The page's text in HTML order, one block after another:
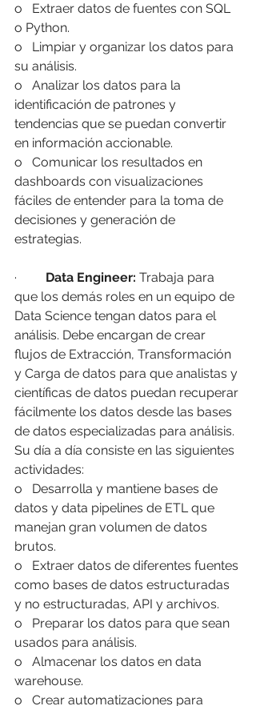
o   Extraer datos de fuentes con SQL
o Python.
o   Limpiar y organizar los datos para
su análisis.
o   Analizar los datos para la
identificación de patrones y
tendencias que se puedan convertir
en información accionable.
o   Comunicar los resultados en
dashboards con visualizaciones
fáciles de entender para la toma de
decisiones y generación de
estrategias.
· Data Engineer: Trabaja para
que los demás roles en un equipo de
Data Science tengan datos para el
análisis. Debe encargan de crear
flujos de Extracción, Transformación
y Carga de datos para que analistas y
científicas de datos puedan recuperar
fácilmente los datos desde las bases
de datos especializadas para análisis.
Su día a día consiste en las siguientes
actividades:
o   Desarrolla y mantiene bases de
datos y data pipelines de ETL que
manejan gran volumen de datos
brutos.
o   Extraer datos de diferentes fuentes
como bases de datos estructuradas
y no estructuradas, API y archivos.
o   Preparar los datos para que sean
usados para análisis.
o   Almacenar los datos en data
warehouse.
o   Crear automatizaciones para